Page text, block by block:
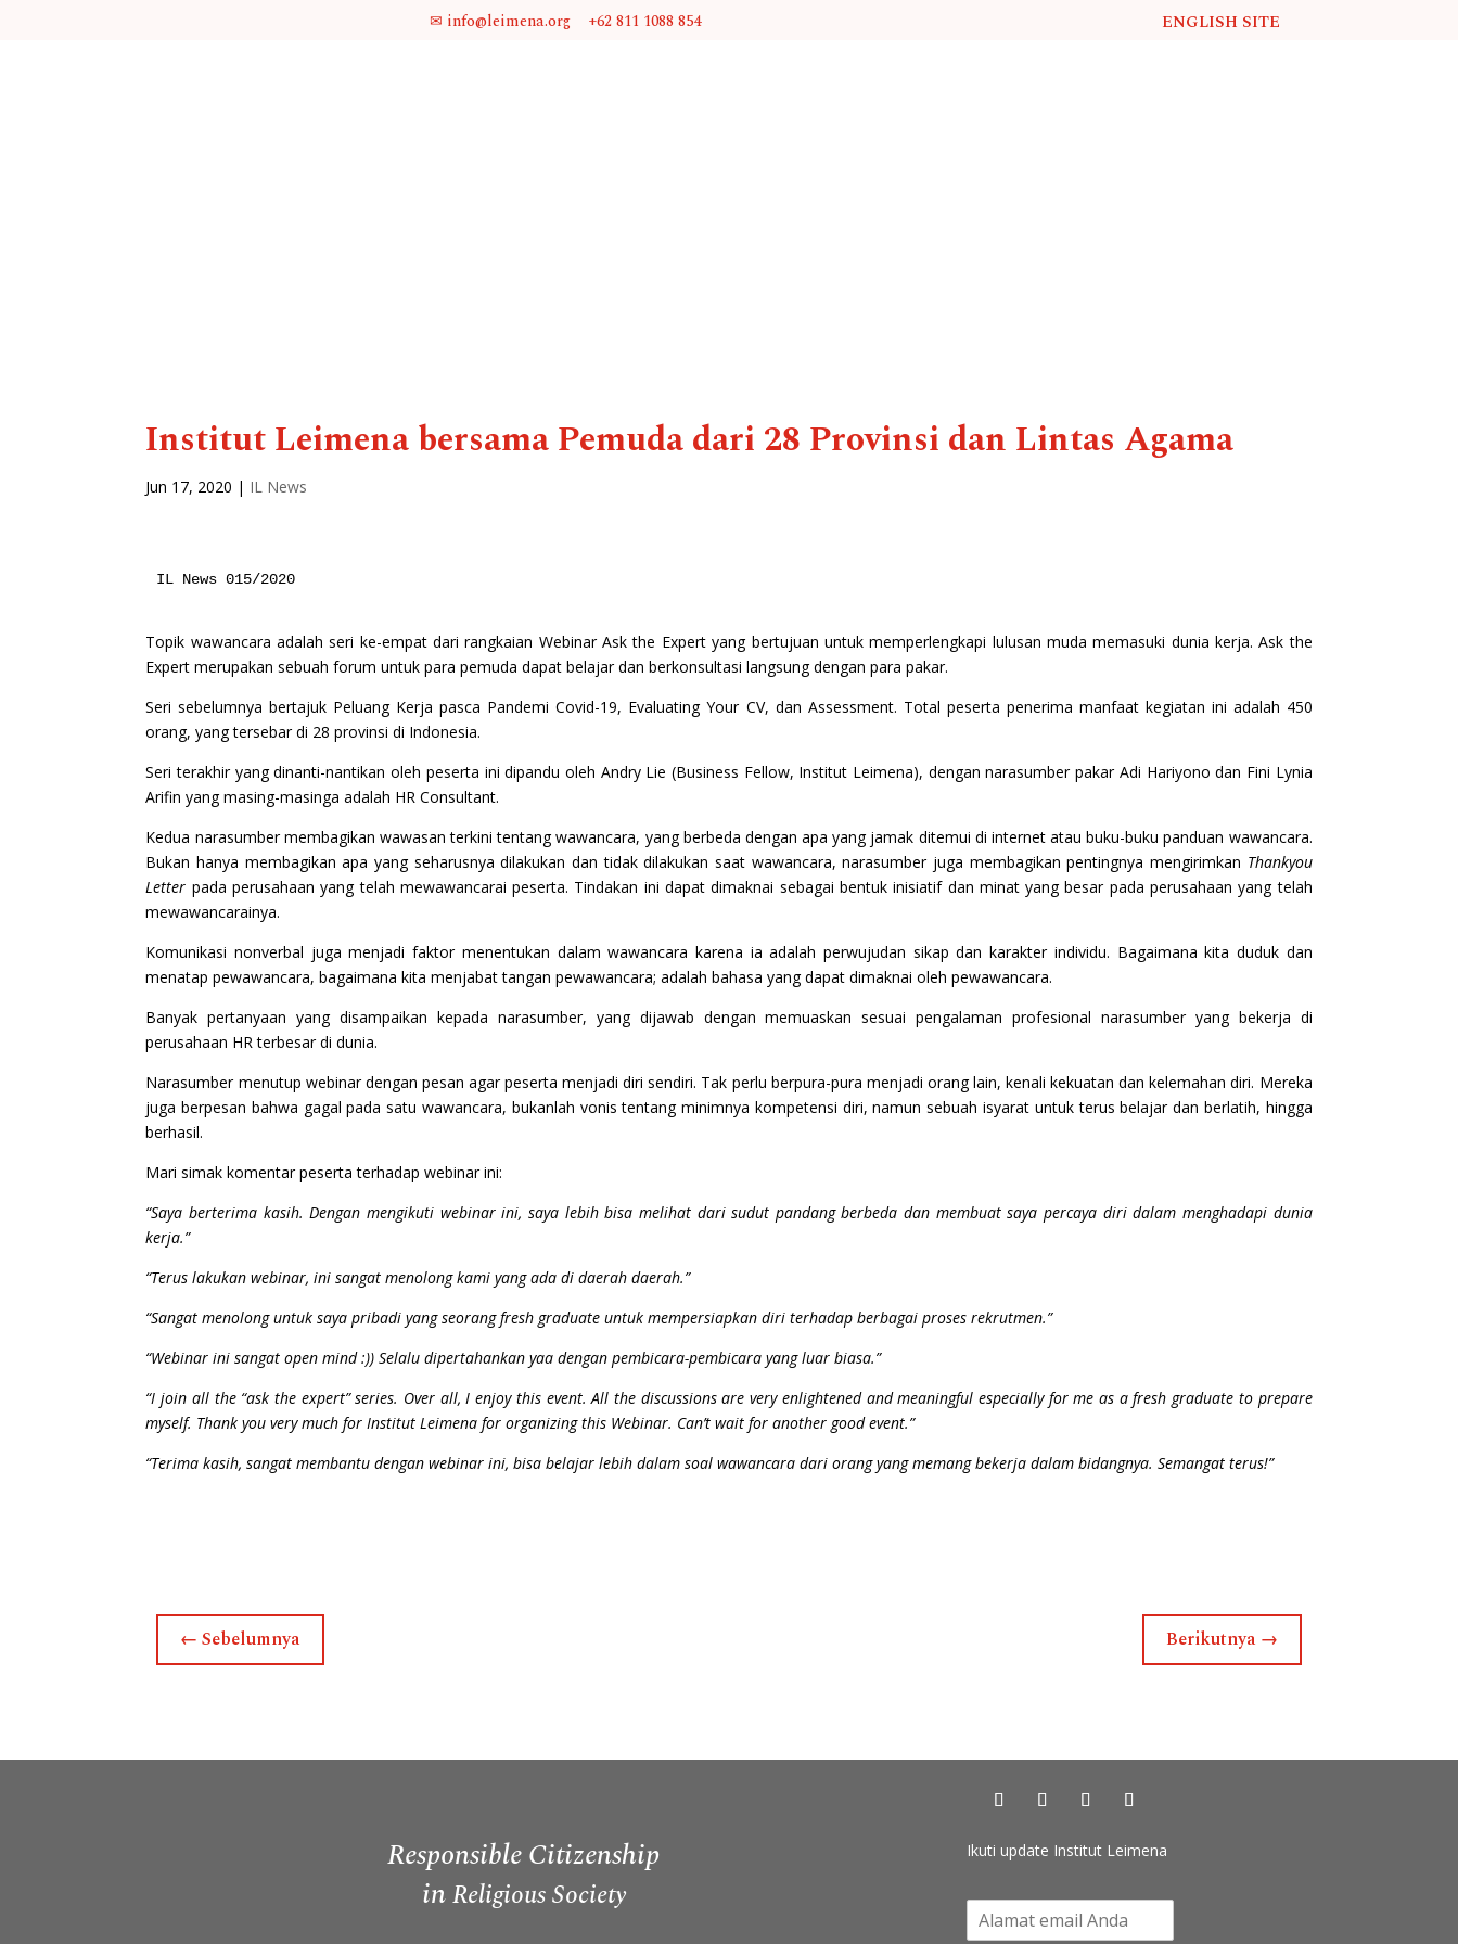
✉ info@leimena.org +62 811 1088 854 ENGLISH SITE
Institut Leimena bersama Pemuda dari 28 Provinsi dan Lintas Agama
Jun 17, 2020 | IL News
IL News 015/2020
Topik wawancara adalah seri ke-empat dari rangkaian Webinar Ask the Expert yang bertujuan untuk memperlengkapi lulusan muda memasuki dunia kerja. Ask the
Expert merupakan sebuah forum untuk para pemuda dapat belajar dan berkonsultasi langsung dengan para pakar.
Seri sebelumnya bertajuk Peluang Kerja pasca Pandemi Covid-19, Evaluating Your CV, dan Assessment. Total peserta penerima manfaat kegiatan ini adalah 450
orang, yang tersebar di 28 provinsi di Indonesia.
Seri terakhir yang dinanti-nantikan oleh peserta ini dipandu oleh Andry Lie (Business Fellow, Institut Leimena), dengan narasumber pakar Adi Hariyono dan Fini Lynia
Arifin yang masing-masinga adalah HR Consultant.
Kedua narasumber membagikan wawasan terkini tentang wawancara, yang berbeda dengan apa yang jamak ditemui di internet atau buku-buku panduan wawancara.
Bukan hanya membagikan apa yang seharusnya dilakukan dan tidak dilakukan saat wawancara, narasumber juga membagikan pentingnya mengirimkan Thankyou
Letter pada perusahaan yang telah mewawancarai peserta. Tindakan ini dapat dimaknai sebagai bentuk inisiatif dan minat yang besar pada perusahaan yang telah
mewawancarainya.
Komunikasi nonverbal juga menjadi faktor menentukan dalam wawancara karena ia adalah perwujudan sikap dan karakter individu. Bagaimana kita duduk dan
menatap pewawancara, bagaimana kita menjabat tangan pewawancara; adalah bahasa yang dapat dimaknai oleh pewawancara.
Banyak pertanyaan yang disampaikan kepada narasumber, yang dijawab dengan memuaskan sesuai pengalaman profesional narasumber yang bekerja di
perusahaan HR terbesar di dunia.
Narasumber menutup webinar dengan pesan agar peserta menjadi diri sendiri. Tak perlu berpura-pura menjadi orang lain, kenali kekuatan dan kelemahan diri. Mereka
juga berpesan bahwa gagal pada satu wawancara, bukanlah vonis tentang minimnya kompetensi diri, namun sebuah isyarat untuk terus belajar dan berlatih, hingga
berhasil.
Mari simak komentar peserta terhadap webinar ini:
“Saya berterima kasih. Dengan mengikuti webinar ini, saya lebih bisa melihat dari sudut pandang berbeda dan membuat saya percaya diri dalam menghadapi dunia
kerja.”
“Terus lakukan webinar, ini sangat menolong kami yang ada di daerah daerah.”
“Sangat menolong untuk saya pribadi yang seorang fresh graduate untuk mempersiapkan diri terhadap berbagai proses rekrutmen.”
“Webinar ini sangat open mind :)) Selalu dipertahankan yaa dengan pembicara-pembicara yang luar biasa.”
“I join all the “ask the expert” series. Over all, I enjoy this event. All the discussions are very enlightened and meaningful especially for me as a fresh graduate to prepare
myself. Thank you very much for Institut Leimena for organizing this Webinar. Can’t wait for another good event.”
“Terima kasih, sangat membantu dengan webinar ini, bisa belajar lebih dalam soal wawancara dari orang yang memang bekerja dalam bidangnya. Semangat terus!”
←Sebelumnya Berikutnya→
Responsible Citizenship
inReligious Society
Ikuti update Institut Leimena